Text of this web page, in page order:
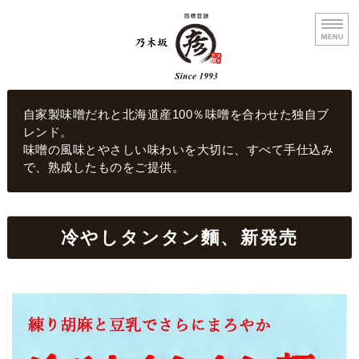
乃木坂まる彦らーめん
自家製味噌だれと北海道産100％味噌を合わせた独自ブ
レンド。
味噌の風味とやさしい味わいを大切に、すべて手仕込み
で、熟成したものをご提供。
メニュー
店舗概要
お問い合わせ
冷やしタンタン麵、新発売